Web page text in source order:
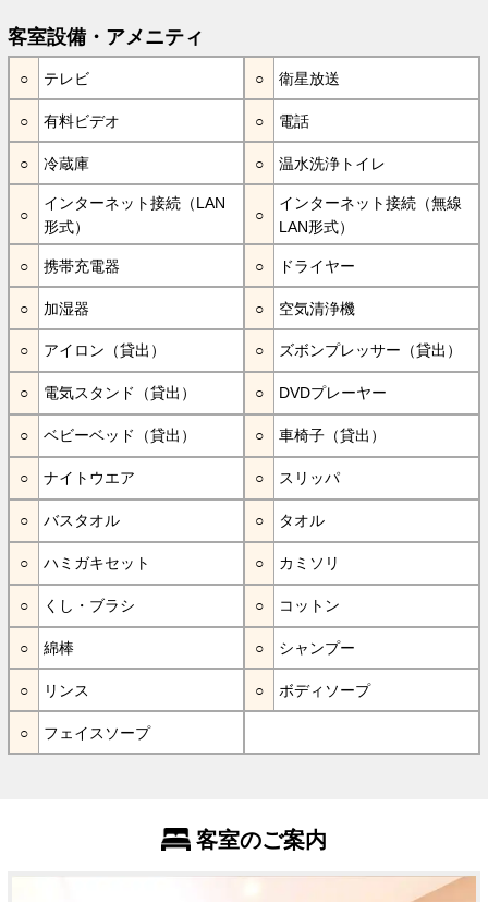
客室設備・アメニティ
テレビ 衛星放送
有料ビデオ 電話
冷蔵庫 温水洗浄トイレ
インターネット接続（LAN
形式）
インターネット接続（無線
LAN形式）
携帯充電器 ドライヤー
加湿器 空気清浄機
アイロン（貸出） ズボンプレッサー（貸出）
電気スタンド（貸出） DVDプレーヤー
ベビーベッド（貸出） 車椅子（貸出）
ナイトウエア スリッパ
バスタオル タオル
ハミガキセット カミソリ
くし・ブラシ コットン
綿棒 シャンプー
リンス ボディソープ
フェイスソープ
客室のご案内